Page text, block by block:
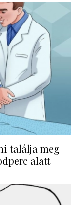
találja meg
alatt